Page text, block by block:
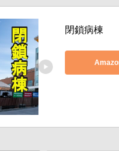
閉鎖病棟